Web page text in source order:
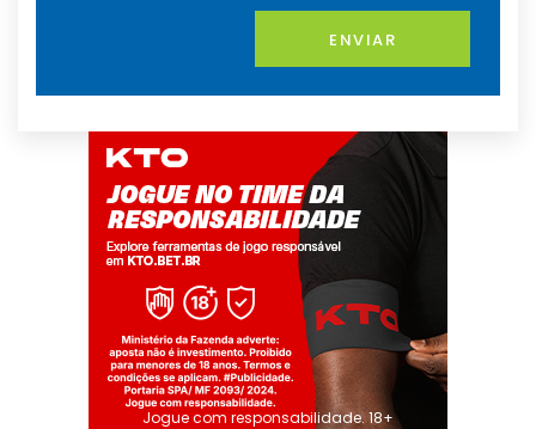
ENVIAR
Jogue com responsabilidade. 18+